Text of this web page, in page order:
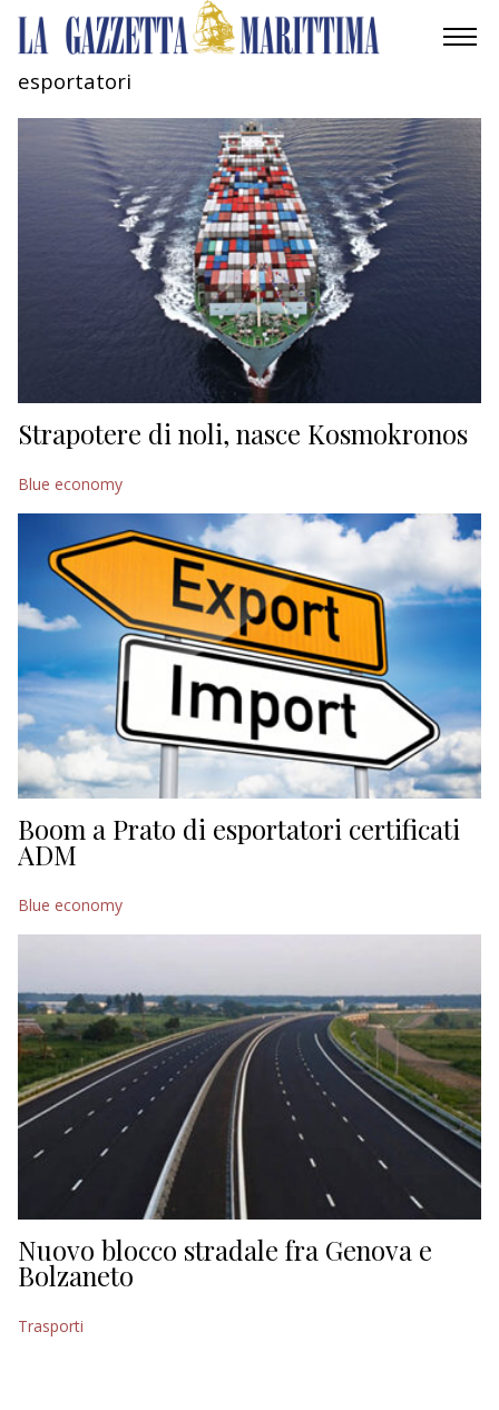
AMBIENTE
MOBILITÀ
INDUSTRIA
CULTURA
NAUTICA
EDITORIALI
esportatori
Strapotere di noli, nasce Kosmokronos
Blue economy
Boom a Prato di esportatori certificati
ADM
Blue economy
Nuovo blocco stradale fra Genova e
Bolzaneto
Trasporti